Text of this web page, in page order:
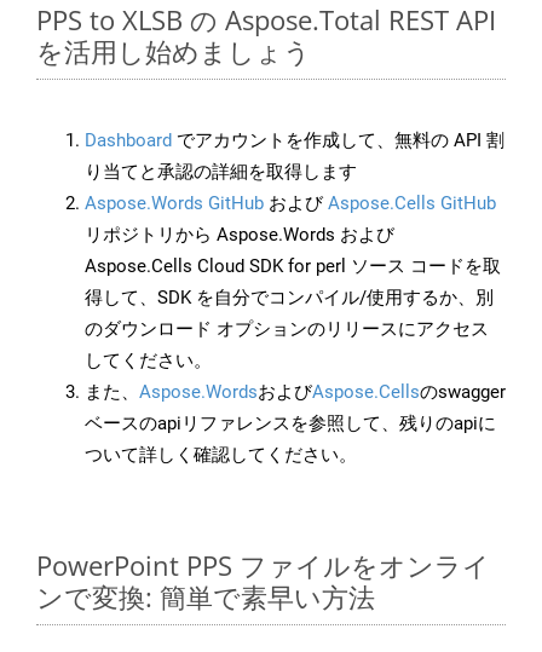
PPS to XLSB の Aspose.Total REST API
を活用し始めましょう
Dashboard でアカウントを作成して、無料の API 割
り当てと承認の詳細を取得します
Aspose.Words GitHub およびAspose.Cells GitHub
リポジトリから Aspose.Words および
Aspose.Cells Cloud SDK for perl ソース コードを取
得して、SDK を自分でコンパイル/使用するか、別
のダウンロード オプションのリリースにアクセス
してください。
また、 Aspose.WordsおよびAspose.Cellsのswagger
ベースのapiリファレンスを参照して、残りのapiに
ついて詳しく確認してください。
PowerPoint PPS ファイルをオンライ
ンで変換: 簡単で素早い方法